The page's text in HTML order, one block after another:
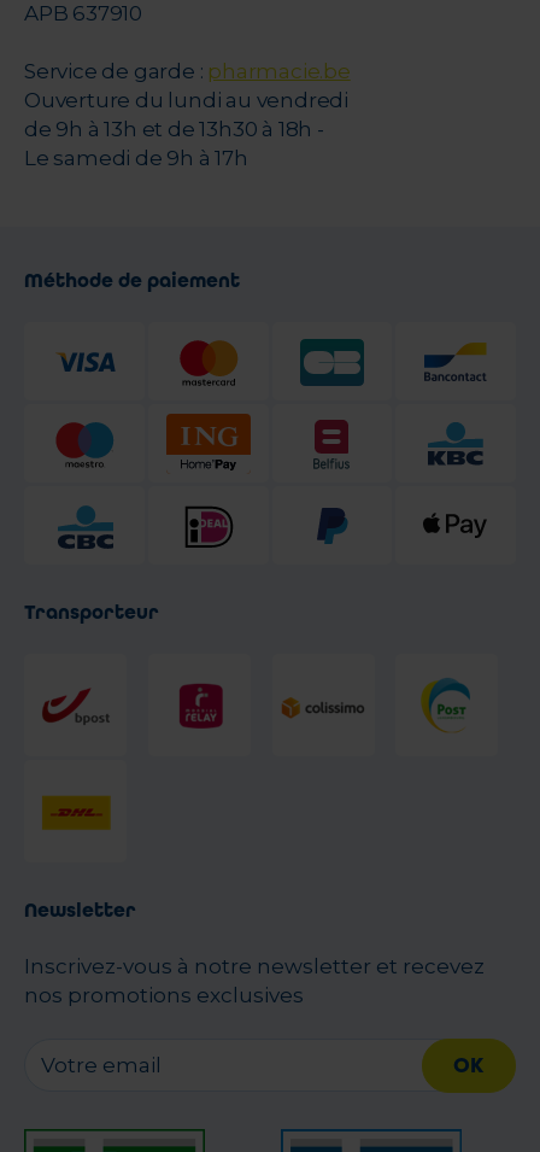
APB 637910
Service de garde : pharmacie.be
Ouverture du lundi au vendredi
de 9h à 13h et de 13h30 à 18h -
Le samedi de 9h à 17h
Méthode de paiement
Transporteur
Newsletter
Inscrivez-vous à notre newsletter et recevez
nos promotions exclusives
OK